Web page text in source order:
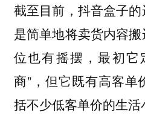
截至目前，抖音盒子
是简单地将卖货内容
位也有摇摆，最初它
商”，但它既有高客单
括不少低客单价的生活